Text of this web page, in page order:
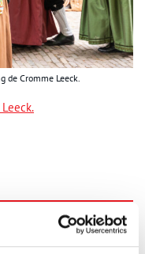
de Cromme Leeck.